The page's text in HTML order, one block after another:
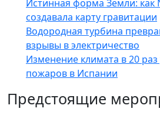
Истинная форма Земли: как
создавала карту гравитации
Водородная турбина
взрывы в электричество
Изменение климата в 20
пожаров в Испании
Предстоящие